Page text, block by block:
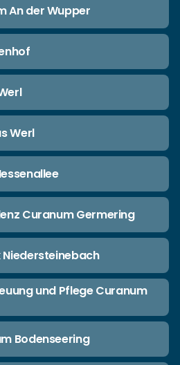
An der Wupper
Werl
Curanum Germering
Niedersteinebach
und Pflege Curanum
Bodenseering